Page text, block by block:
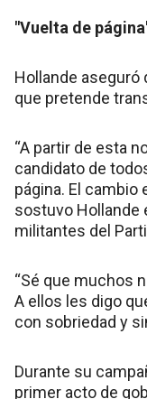
"Vuelta de
Hollande aseguró
que pretende
“A partir de esta
candidato de
página. El cambio
sostuvo Hollande
militantes del
“Sé que muchos
A ellos les digo
con sobriedad y
Durante su
primer acto de